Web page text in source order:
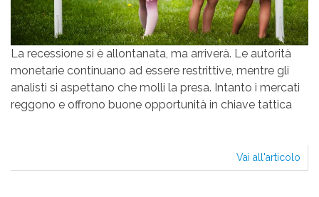
La recessione si è allontanata, ma arriverà. Le autorità
monetarie continuano ad essere restrittive, mentre gli
analisti si aspettano che molli la presa. Intanto i mercati
reggono e offrono buone opportunità in chiave tattica
Vai all'articolo